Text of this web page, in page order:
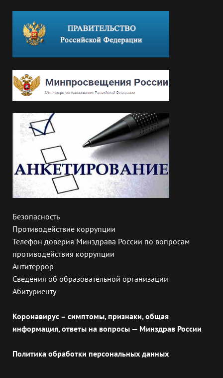
Безопасность
Противодействие коррупции
Телефон доверия Минздрава России по вопросам
противодействия коррупции
Антитеррор
Сведения об образовательной организации
Абитуриенту
Коронавирус – симптомы, признаки, общая
информация, ответы на вопросы — Минздрав России
Политика обработки персональных данных